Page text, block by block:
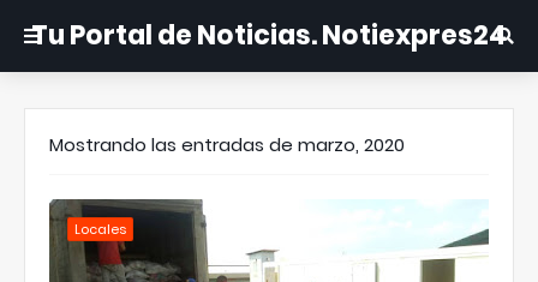
Tu Portal de Noticias. Notiexpres24
Mostrando las entradas de marzo, 2020
Locales